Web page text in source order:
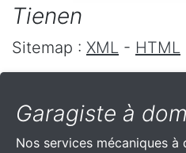
Tienen
Sitemap : XML - HTML
Garagiste à
Nos services mécaniques